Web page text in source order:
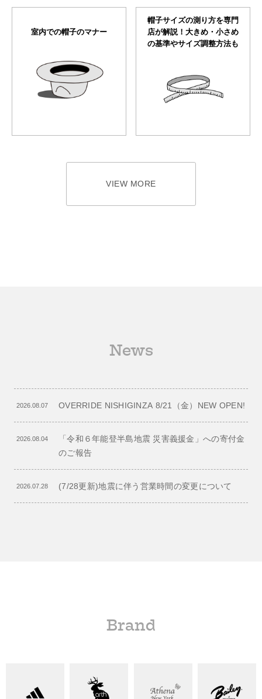
室内での帽子のマナー
帽子サイズの測り方を専門
店が解説！大きめ・小さめ
の基準やサイズ調整方法も
VIEW MORE
News
2026.08.07 OVERRIDE NISHIGINZA 8/21（金）NEW OPEN!
2026.08.04
「令和６年能登半島地震 災害義援金」への寄付金
のご報告
2026.07.28 (7/28更新)地震に伴う営業時間の変更について
Brand